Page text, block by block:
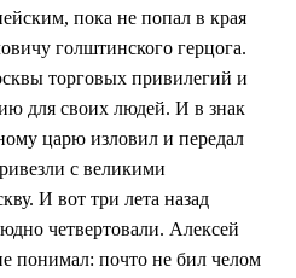
пока не попал в края
голштинского герцога.
торговых привилегий и
для своих людей. И в знак
царю изловил и передал
с великими
И вот три лета назад
четвертовали. Алексей
понимал: почто не бил челом